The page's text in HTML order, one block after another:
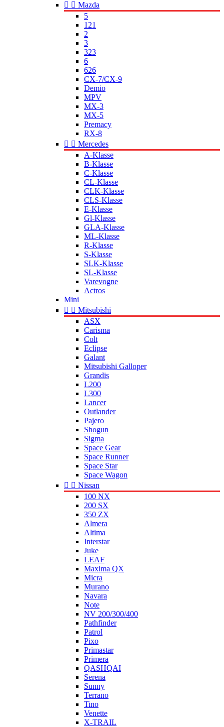
  Mazda
5
121
2
3
323
6
626
CX-7/CX-9
Demio
MPV
MX-3
MX-5
Premacy
RX-8
  Mercedes
A-Klasse
B-Klasse
C-Klasse
CL-Klasse
CLK-Klasse
CLS-Klasse
E-Klasse
Gl-Klasse
GLA-Klasse
ML-Klasse
R-Klasse
S-Klasse
SLK-Klasse
SL-Klasse
Varevogne
Actros
Mini
  Mitsubishi
ASX
Carisma
Colt
Eclipse
Galant
Mitsubishi Galloper
Grandis
L200
L300
Lancer
Outlander
Pajero
Shogun
Sigma
Space Gear
Space Runner
Space Star
Space Wagon
  Nissan
100 NX
200 SX
350 ZX
Almera
Altima
Interstar
Juke
LEAF
Maxima QX
Micra
Murano
Navara
Note
NV 200/300/400
Pathfinder
Patrol
Pixo
Primastar
Primera
QASHQAI
Serena
Sunny
Terrano
Tino
Venette
X-TRAIL